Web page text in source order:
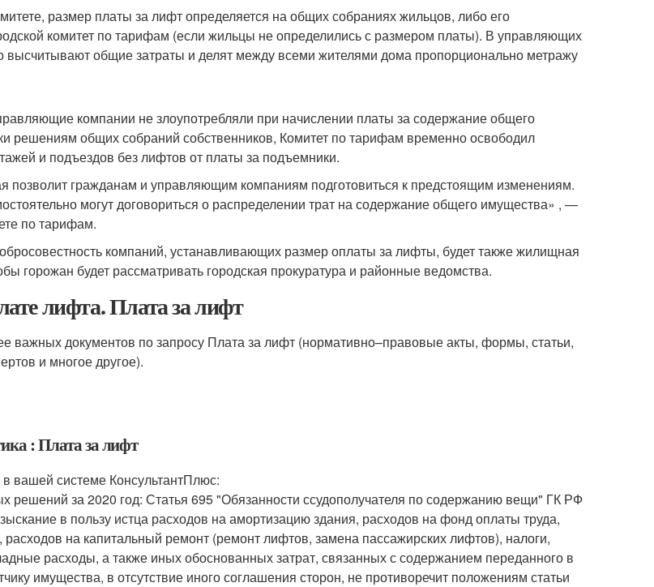
размер платы за лифт определяется на общих собраниях жильцов, либо его
комитет по тарифам (если жильцы не определились с размером платы). В управляющих
высчитывают общие затраты и делят между всеми жителями дома пропорционально метражу
компании не злоупотребляли при начислении платы за содержание общего
решениям общих собраний собственников, Комитет по тарифам временно освободил
и подъездов без лифтов от платы за подъемники.
позволит гражданам и управляющим компаниям подготовиться к предстоящим изменениям.
могут договориться о распределении трат на содержание общего имущества» , —
по тарифам.
компаний, устанавливающих размер оплаты за лифты, будет также жилищная
горожан будет рассматривать городская прокуратура и районные ведомства.
лифта. Плата за лифт
важных документов по запросу Плата за лифт (нормативно–правовые акты, формы, статьи,
и многое другое).
: Плата за лифт
вашей системе КонсультантПлюс:
решений за 2020 год: Статья 695 "Обязанности ссудополучателя по содержанию вещи" ГК РФ
в пользу истца расходов на амортизацию здания, расходов на фонд оплаты труда,
расходов на капитальный ремонт (ремонт лифтов, замена пассажирских лифтов), налоги,
расходы, а также иных обоснованных затрат, связанных с содержанием переданного в
имущества, в отсутствие иного соглашения сторон, не противоречит положениям статьи